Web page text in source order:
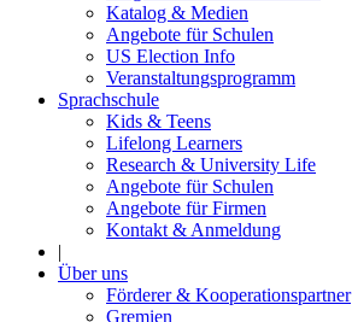
Katalog & Medien
Angebote für Schulen
US Election Info
Veranstaltungsprogramm
Sprachschule
Kids & Teens
Lifelong Learners
Research & University Life
Angebote für Schulen
Angebote für Firmen
Kontakt & Anmeldung
|
Über uns
Förderer & Kooperationspartner
Gremien